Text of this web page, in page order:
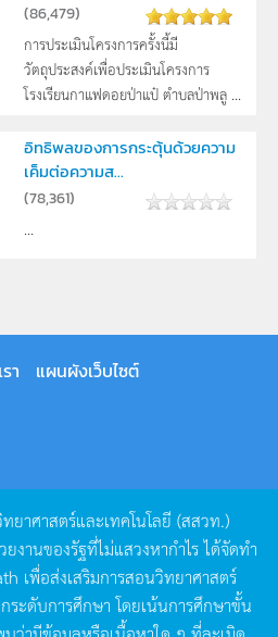
(86,479)
การประเมินโครงการครั้งนี้มี
วัตถุประสงค์เพื่อประเมินโครงการ
โรงเรียนกาแฟดอยป่าแป๋ ตำบลป่าพลู ...
อิทธิพลของการกระตุ้นด้วยความ
เค็มต่อความส...
(78,361)
...
า
แผนผังเว็บไซต์
ยาศาสตร์และเทคโนโลยี (สสวท.)
งานของรัฐที่ไม่แสวงหากำไรได้จัดทำ
เพื่อส่งเสริมการสอนวิทยาศาสตร์
ระดับการศึกษา โดยเน้นการศึกษาขั้น